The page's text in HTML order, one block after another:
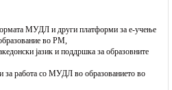
МУДЛ и други платформи за е-учење
во РМ,
јазик и поддршка за образовните
за работа со МУДЛ во образованието во